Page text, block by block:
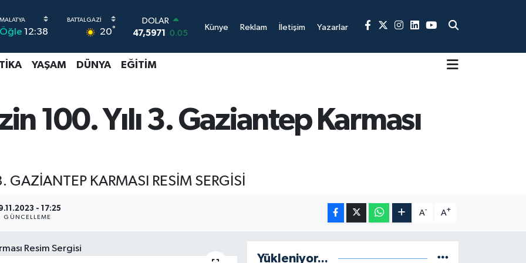
Öğle 12:38 20°
DOLAR
47,5971
0.05
55,1336
STERLİN
6527.85
0.54
BİST100
13.703
Künye Reklam İletişim Yazarlar
YAŞAM DÜNYA EĞITIM
100. Yılı 3. Gaziantep Karması
KARMASI RESİM SERGİSİ
- 17:25
GÜNCELLEME
A- A+
Yükleniyor...